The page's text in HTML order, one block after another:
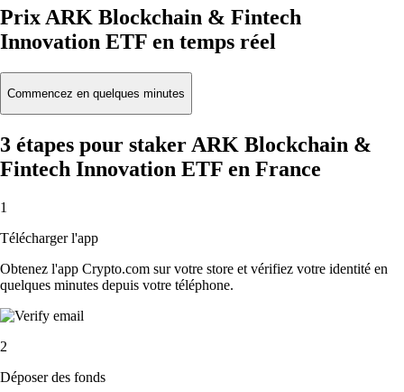
Prix ARK Blockchain & Fintech
Innovation ETF en temps réel
Commencez en quelques minutes
3 étapes pour staker ARK Blockchain &
Fintech Innovation ETF en France
1
Télécharger l'app
Obtenez l'app Crypto.com sur votre store et vérifiez votre identité en
quelques minutes depuis votre téléphone.
2
Déposer des fonds